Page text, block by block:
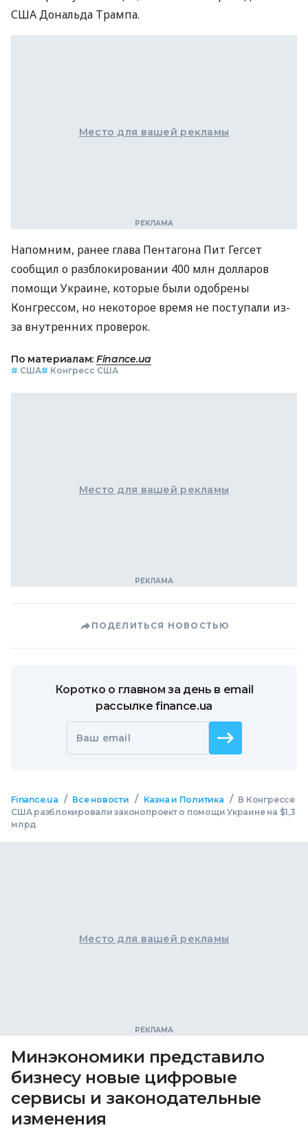
США Дональда Трампа.
Место для вашей рекламы
Напомним, ранее глава Пентагона Пит Гегсет
сообщил о разблокировании 400 млн долларов
помощи Украине, которые были одобрены
Конгрессом, но некоторое время не поступали из-
за внутренних проверок.
По материалам: Finance.ua
# США# Конгресс США
Место для вашей рекламы
ПОДЕЛИТЬСЯ НОВОСТЬЮ
Коротко о главном за день в email
рассылке finance.ua
Ваш email
Finance.ua / Все новости / Казна и Политика / В Конгрессе
США разблокировали законопроект о помощи Украине на $1,3
млрд
Место для вашей рекламы
Минэкономики представило
бизнесу новые цифровые
сервисы и законодательные
изменения